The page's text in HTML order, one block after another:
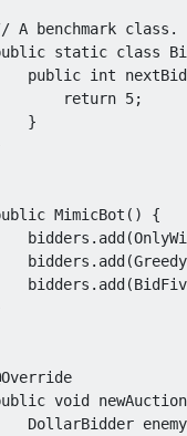
A benchmark class.
static class
public int nextBid
return 5;
}
MimicBot ()
{
bidders
. add (
bidders
. add (
bidders
. add (
void newAuction
DollarBidder enemy